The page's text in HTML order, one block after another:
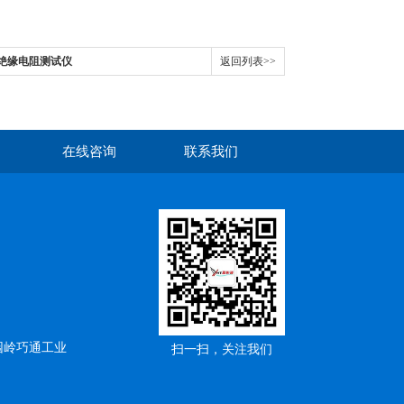
缘电阻测试仪 返回列表>>
在线咨询 联系我们
巧通工业 扫一扫，关注我们